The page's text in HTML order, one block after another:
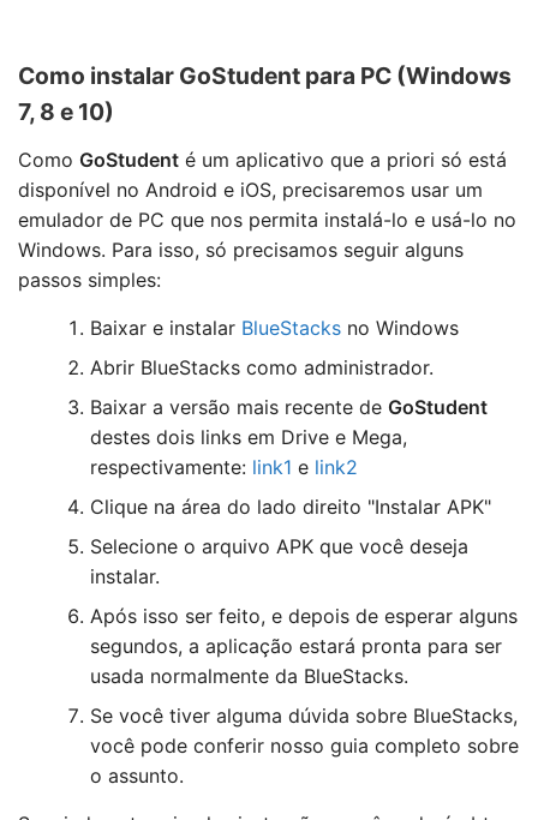
Como instalar GoStudent para PC (Windows
7, 8 e 10)
Como GoStudent é um aplicativo que a priori só está
disponível no Android e iOS, precisaremos usar um
emulador de PC que nos permita instalá-lo e usá-lo no
Windows. Para isso, só precisamos seguir alguns
passos simples:
Baixar e instalar BlueStacks no Windows
Abrir BlueStacks como administrador.
Baixar a versão mais recente de GoStudent
destes dois links em Drive e Mega,
respectivamente: link1 e link2
Clique na área do lado direito "Instalar APK"
Selecione o arquivo APK que você deseja
instalar.
Após isso ser feito, e depois de esperar alguns
segundos, a aplicação estará pronta para ser
usada normalmente da BlueStacks.
Se você tiver alguma dúvida sobre BlueStacks,
você pode conferir nosso guia completo sobre
o assunto.